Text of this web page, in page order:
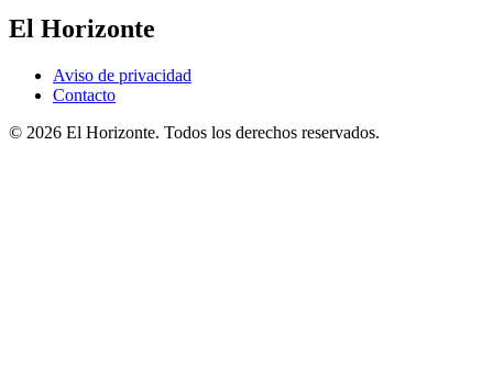
El Horizonte
Aviso de privacidad
Contacto
© 2026 El Horizonte. Todos los derechos reservados.